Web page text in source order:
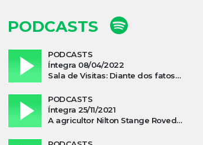
PODCASTS
PODCASTS
Íntegra 08/04/2022
Sala de Visitas: Diante dos fatos que influenciam a economia o que podemos esperar de 2022
PODCASTS
Íntegra 25/11/2021
A agricultor Nilton Stange Roveda, afirma ter recebido ajuda espiritual durante acidente